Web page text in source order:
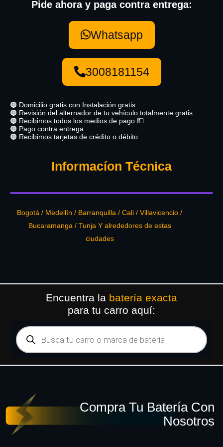
Pide ahora y paga contra entrega:
Whatsapp
3008181154
🟠 Domicilio gratis con Instalación gratis
🟠 Revisión del alternador de tu vehículo totalmente gratis
🟠 Recibimos todos los medios de pago 💵
🟠 Pago contra entrega
🟠 Recibimos tarjetas de crédito o débito
Informacíon Técnica
Bogotá / Medellín / Barranquilla / Cali / Villavicencio /
Bucaramanga / Tunja Y alrededores de estas
ciudades
Encuentra la batería exacta
para tu carro aquí:
Compra Tu Batería Con
Nosotros